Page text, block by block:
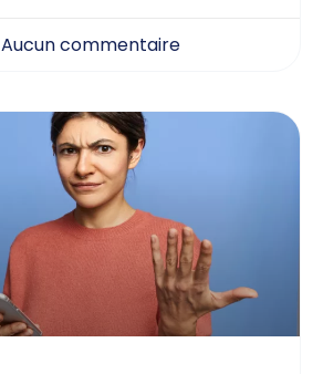
Aucun commentaire